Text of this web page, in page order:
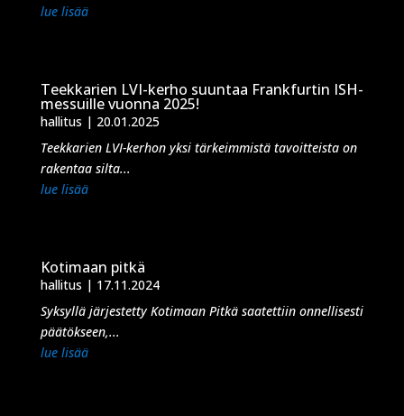
lue lisää
Teekkarien LVI-kerho suuntaa Frankfurtin ISH-
messuille vuonna 2025!
hallitus | 20.01.2025
Teekkarien LVI-kerhon yksi tärkeimmistä tavoitteista on
rakentaa silta...
lue lisää
Kotimaan pitkä
hallitus | 17.11.2024
Syksyllä järjestetty Kotimaan Pitkä saatettiin onnellisesti
päätökseen,...
lue lisää